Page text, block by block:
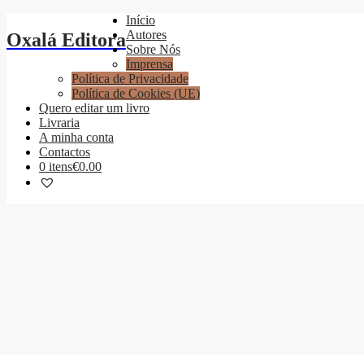
Oxalá Editora
Início
Autores
Sobre Nós
Imprensa
Política de Privacidade
Política de Cookies (UE)
Quero editar um livro
Livraria
A minha conta
Contactos
0 itens€0.00